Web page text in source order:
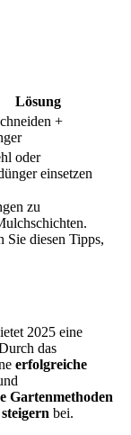
Lösung
+
oder
einsetzen
zu
Sie diesen Tipps,
2025 eine
das
erfolgreiche
Gartenmethoden
bei.